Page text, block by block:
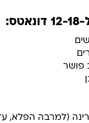
(למרבה הפלא,